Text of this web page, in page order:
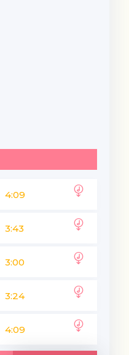
4:09
3:43
3:00
3:24
4:09